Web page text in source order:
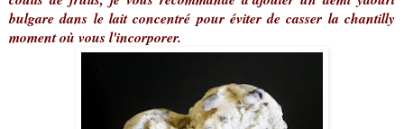
bulgare dans le lait concentré pour éviter de casser la chantilly
moment où vous l'incorporer.